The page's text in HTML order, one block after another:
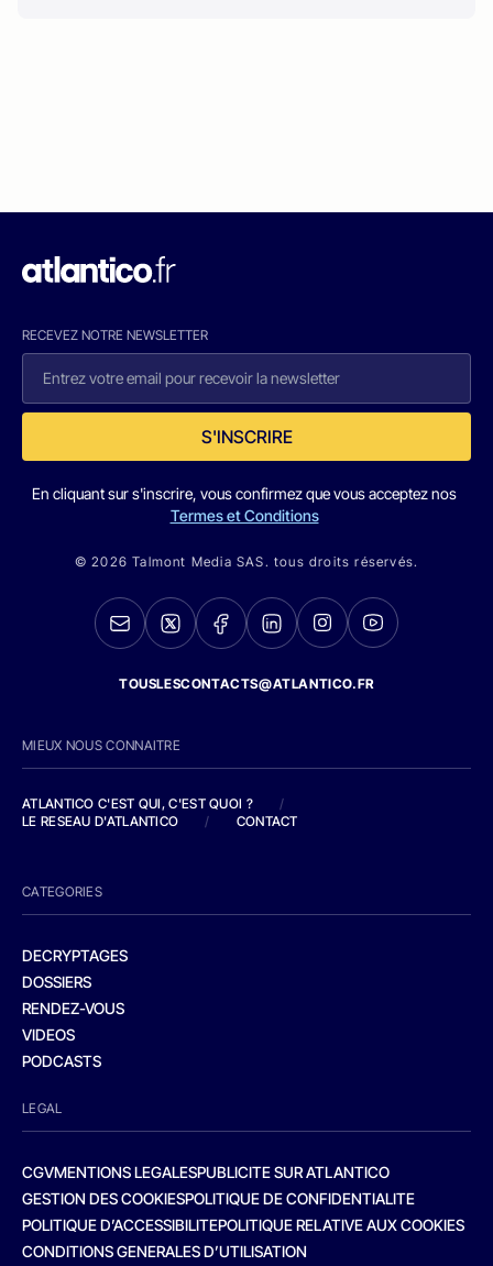
RECEVEZ NOTRE NEWSLETTER
S'INSCRIRE
En cliquant sur s'inscrire, vous confirmez que vous acceptez nos
Termes et Conditions
© 2026 Talmont Media SAS. tous droits réservés.
TOUSLESCONTACTS@ATLANTICO.FR
MIEUX NOUS CONNAITRE
ATLANTICO C'EST QUI, C'EST QUOI ?
/
LE RESEAU D'ATLANTICO
/ CONTACT
CATEGORIES
DECRYPTAGES
DOSSIERS
RENDEZ-VOUS
VIDEOS
PODCASTS
LEGAL
CGVMENTIONS LEGALESPUBLICITE SUR ATLANTICO
GESTION DES COOKIESPOLITIQUE DE CONFIDENTIALITE
POLITIQUE D’ACCESSIBILITEPOLITIQUE RELATIVE AUX COOKIES
CONDITIONS GENERALES D’UTILISATION